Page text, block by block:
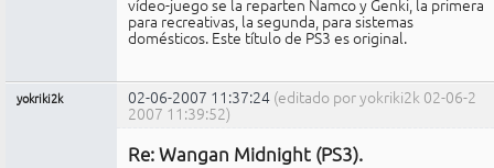
para recreativas, la segunda, para sistemas
domésticos. Este título de PS3 es original.
2
yokriki2k 02-06-2007 11:37:24 (editado por yokriki2k 02-06-
2007 11:39:52)
Re: Wangan Midnight (PS3).